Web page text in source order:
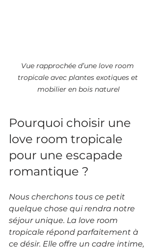
Vue rapprochée d’une love room
tropicale avec plantes exotiques et
mobilier en bois naturel
Pourquoi choisir une
love room tropicale
pour une escapade
romantique ?
Nous cherchons tous ce petit
quelque chose qui rendra notre
séjour unique. La love room
tropicale répond parfaitement à
ce désir. Elle offre un cadre intime,